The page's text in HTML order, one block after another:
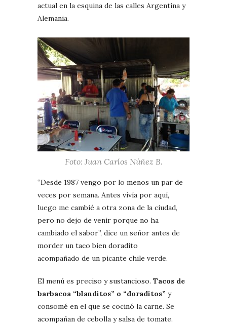
actual en la esquina de las calles Argentina y
Alemania.
Foto: Juan Carlos Núñez B.
“Desde 1987 vengo por lo menos un par de
veces por semana. Antes vivía por aquí,
luego me cambié a otra zona de la ciudad,
pero no dejo de venir porque no ha
cambiado el sabor”, dice un señor antes de
morder un taco bien doradito
acompañado de un picante chile verde.
El menú es preciso y sustancioso. Tacos de
barbacoa “blanditos” o “doraditos” y
consomé en el que se cocinó la carne. Se
acompañan de cebolla y salsa de tomate.